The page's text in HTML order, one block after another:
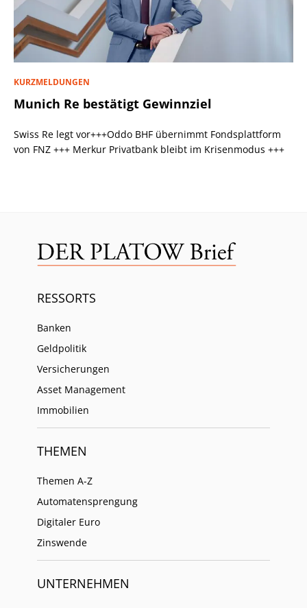
KURZMELDUNGEN
Munich Re bestätigt Gewinnziel
Swiss Re legt vor+++Oddo BHF übernimmt Fondsplattform
von FNZ +++ Merkur Privatbank bleibt im Krisenmodus +++
RESSORTS
Banken
Geldpolitik
Versicherungen
Asset Management
Immobilien
THEMEN
Themen A-Z
Automatensprengung
Digitaler Euro
Zinswende
UNTERNEHMEN